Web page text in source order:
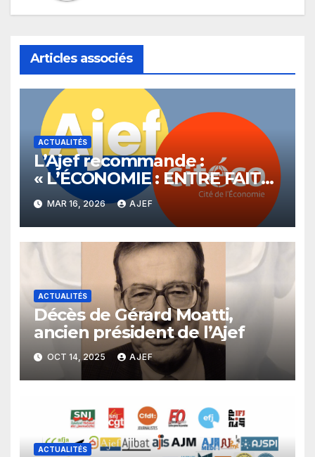
Articles associés
ACTUALITÉS
L’Ajef recommande :
« L’ÉCONOMIE : ENTRE FAITS
ET OPINIONS »
MAR 16, 2026 AJEF
ACTUALITÉS
Décès de Gérard Moatti,
ancien président de l’Ajef
OCT 14, 2025 AJEF
ACTUALITÉS